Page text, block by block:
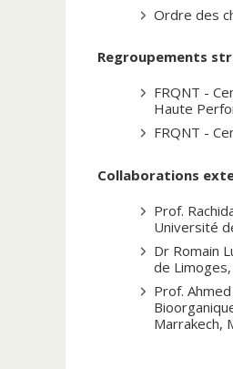
Ordre des
Regroupements
FRQNT -
Haute
FRQNT -
Collaborations
Prof.
Université
Dr Romain
de Limoges,
Prof.
Marrakech,